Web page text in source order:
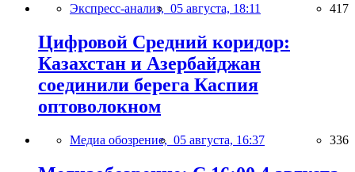
Экспресс-анализ, 05 августа, 18:11 417
Цифровой Средний коридор:
Казахстан и Азербайджан
соединили берега Каспия
оптоволокном
Медиа обозрение, 05 августа, 16:37 336